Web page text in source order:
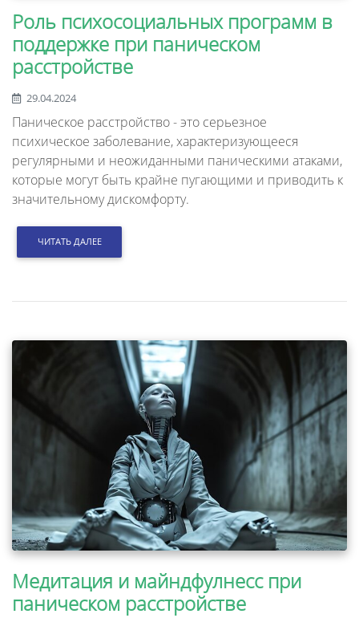
Роль психосоциальных программ в
поддержке при паническом
расстройстве
29.04.2024
Паническое расстройство - это серьезное
психическое заболевание, характеризующееся
регулярными и неожиданными паническими атаками,
которые могут быть крайне пугающими и приводить к
значительному дискомфорту.
ЧИТАТЬ ДАЛЕЕ
Медитация и майндфулнесс при
паническом расстройстве